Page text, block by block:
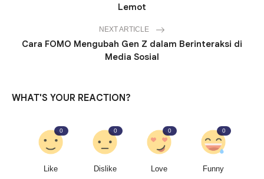
Lemot
NEXT ARTICLE
Cara FOMO Mengubah Gen Z dalam Berinteraksi di
Media Sosial
WHAT'S YOUR REACTION?
Like
0
Dislike
0
Love
0
Funny
0